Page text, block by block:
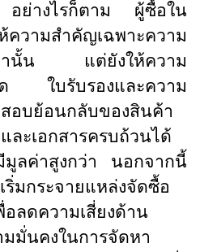
อย่างไรก็ตาม ผู้ซื้อใน
ามสำคัญเฉพาะความ
ท่านั้น แต่ยังให้ความ
ด ใบรับรองและความ
อบย้อนกลับของสินค้า
ะเอกสารครบถ้วนได้
มูลค่าสูงกว่า นอกจากนี้
ริ่มกระจายแหล่งจัดซื้อ
อลดความเสี่ยงด้าน
มั่นคงในการจัดหา